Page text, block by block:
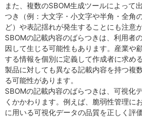
また、複数のSBOM生成ツールによって
つき（例：大文字・小文字や半角・全角
ど）や表記揺れが発生することにも注意
SBOMの記載内容のばらつきは、利用者
因して生じる可能性もあります。産業や
する情報を個別に定義して作成者に求め
製品に対しても異なる記載内容を持つ複
る可能性があります。
SBOMの記載内容のばらつきは、可視化
くかかわります。例えば、脆弱性管理に
に用いる可視化データの品質を正しく評